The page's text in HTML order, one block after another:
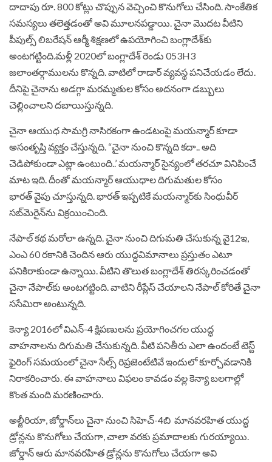
దాదాపు రూ. 800 కోట్లు చొప్పున వెచ్చించి కొనుగోలు చేసింది. సాంకేతిక
సమస్యలు తలెత్తడంతో అవి మూలనపడ్డాయి. చైనా మొదట వీటిని
పీపుల్స్‌ లిబరేషన్‌ ఆర్మీ శిక్షణలో ఉపయోగించి బంగ్లాదేశ్‌కు
అంటగట్టింది.మళ్లీ 2020లో బంగ్లాదేశ్‌ రెండు 053H3
జలాంతర్గాములను కొన్నది. వాటిలో రాడార్‌ వ్యవస్థ పనిచేయడం లేదు.
దీనిపై చైనాను అడగ్గా మరమ్మతుల కోసం అదనంగా డబ్బులు
చెల్లించాలని దబాయిస్తున్నది.
చైనా ఆయుధ సామగ్రి నాసిరకంగా ఉండటంపై మయన్మార్‌ కూడా
అసంతృప్తి వ్యక్తం చేస్తున్నది. “చైనా నుంచి కొన్నది కదా.. అది
చెడిపోకుండా ఎట్లా ఉంటుంది..’ మయన్మార్‌ సైన్యంలో తరచూ వినిపించే
మాట ఇది. దీంతో మయన్మార్‌ ఆయుధాల దిగుమతుల కోసం
భారత్ వైపు చూస్తున్నది. భారత్‌ ఇప్పటికే మయన్మార్‌కు సింధువీర్‌
సబ్‌మెరైన్‌ను విక్రయించింది.
నేపాల్‌ కథ మరోలా ఉన్నది. చైనా నుంచి దిగుమతి చేసుకున్న వై12ఇ,
ఎంఎ 60 రకానికి చెందిన ఆరు యుద్ధవిమానాలు ప్రస్తుతం ఎటూ
పనికిరాకుండా ఉన్నాయి. వీటిని తొలుత బంగ్లాదేశ్‌ తిరస్కరించడంతో
చైనా నేపాల్‌కు అంటగట్టింది. వాటిని రీప్లేస్‌ చేయాలని నేపాల్‌ కోరితే చైనా
ససేమిరా అంటున్నది.
కెన్యా 2016లో విఎన్-4 క్షిపణులను ప్రయోగించగల యుద్ధ
వాహనాలను దిగుమతి చేసుకున్నది. వీటి పనితీరు ఎలా ఉందంటే టెస్ట్‌
ఫైరింగ్‌ సమయంలో చైనా సేల్స్‌ రిప్రజెంటేటివే ఇందులో కూర్చోవడానికి
నిరాకరించారు. ఈ వాహనాలు విఫలం కావడం వల్ల కెన్యా బలగాల్లో
కొంత మంది మరణించారు.
అల్జీరియా, జోర్డాన్‌లు చైనా నుంచి సిహెచ్-4బి మానవరహిత యుద్ధ
డ్రోన్లను కొనుగోలు చేయగా, చాలా వరకు ప్రమాదాలకు గురయ్యాయి.
జోర్డాన్‌ ఆరు మానవరహిత డ్రోన్లను కొనుగోలు చేయగా అవి